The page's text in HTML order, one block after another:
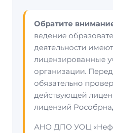
Обратите
ведение
деятельности
лицензированные
организации.
обязательно
действующей
лицензий
АНО ДПО УОЦ